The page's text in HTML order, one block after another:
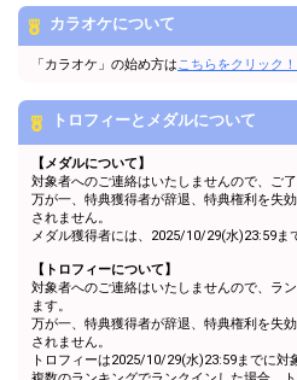
カラオケについて
「カラオケ」の始め方はこちらをクリック！
トロフィーとメダルについて
【メダルについて】
対象者へのご連絡はいたしませんので、ご了
万が一、特典獲得者が辞退、特典権利を失
されません。
メダル獲得者には、2025/10/29(水)23:59ま
【トロフィーについて】
対象者へのご連絡はいたしませんので、ラ
ます。
万が一、特典獲得者が辞退、特典権利を失
されません。
トロフィーは2025/10/29(水)23:59までに対